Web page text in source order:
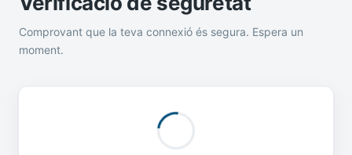
Comprovant que la teva connexió és segura. Espera un
moment.